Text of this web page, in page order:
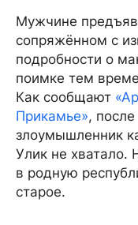
Мужчине
сопряжённом с
подробности о
поимке тем
Как сообщают
Прикамье»,
злоумышленник
Улик не хватало.
в родную
старое.